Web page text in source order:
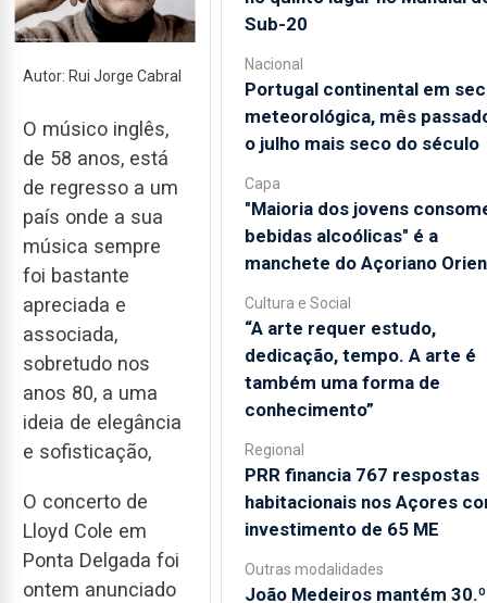
Autor: Rui Jorge Cabral
O músico inglês,
de 58 anos, está
de regresso a um
país onde a sua
música sempre
foi bastante
apreciada e
associada,
sobretudo nos
anos 80, a uma
ideia de elegância
e sofisticação,
O concerto de
Lloyd Cole em
Ponta Delgada foi
ontem anunciado
Sub-20
Nacional
Portugal continental em
meteorológica, mês
o julho mais seco do século
Capa
"Maioria dos jovens
bebidas alcoólicas" é a
manchete do Açoriano
Cultura e Social
“A arte requer estudo,
dedicação, tempo. A arte é
também uma forma de
conhecimento”
Regional
PRR financia 767 respostas
habitacionais nos Açores
investimento de 65 ME
Outras modalidades
João Medeiros mantém 30.º